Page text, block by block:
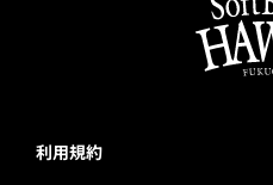
利用規約